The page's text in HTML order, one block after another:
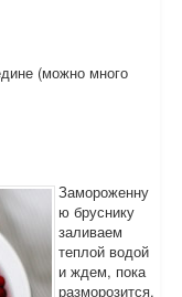
(можно много
Замороженну
ю бруснику
заливаем
теплой водой
и ждем, пока
разморозится.